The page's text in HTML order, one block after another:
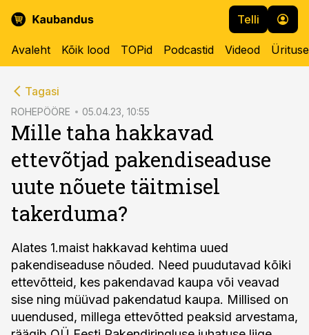
Telli
Avaleht Kõik lood TOPid Podcastid Videod
Tagasi
ROHEPÖÖRE 05.04.23, 10:55
Mille taha hakkavad
ettevõtjad pakendiseaduse
uute nõuete täitmisel
takerduma?
Alates 1.maist hakkavad kehtima uued
pakendiseaduse nõuded. Need puudutavad kõiki
ettevõtteid, kes pakendavad kaupa või veavad
sise ning müüvad pakendatud kaupa. Millised on
uuendused, millega ettevõtted peaksid arvestama,